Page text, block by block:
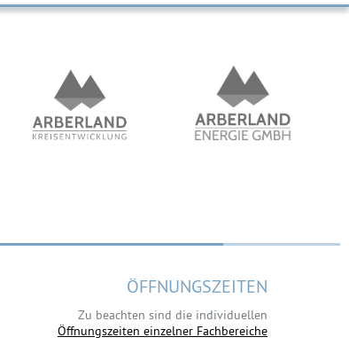
ÖFFNUNGSZEITEN
Zu beachten sind die individuellen
Öffnungszeiten einzelner Fachbereiche